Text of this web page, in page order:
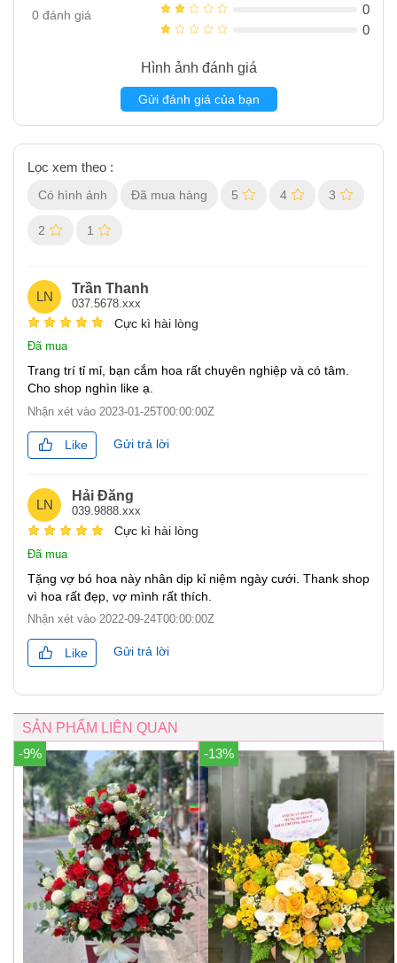
0đánh giá
0
0
Hình ảnh đánh giá
Gửi đánh giá của bạn
Lọc xem theo :
Có hình ảnh Đã mua hàng 5 4 3
2 1
LN
Trần Thanh
037.5678.xxx
Cực kì hài lòng
Đã mua
Trang trí tỉ mỉ, bạn cắm hoa rất chuyên nghiệp và có tâm.
Cho shop nghìn like ạ.
Nhận xét vào 2023-01-25T00:00:00Z
Like Gửi trả lời
LN
Hải Đăng
039.9888.xxx
Cực kì hài lòng
Đã mua
Tặng vợ bó hoa này nhân dịp kỉ niệm ngày cưới. Thank shop
vì hoa rất đẹp, vợ mình rất thích.
Nhận xét vào 2022-09-24T00:00:00Z
Like Gửi trả lời
SẢN PHẨM LIÊN QUAN
-9%
-13%